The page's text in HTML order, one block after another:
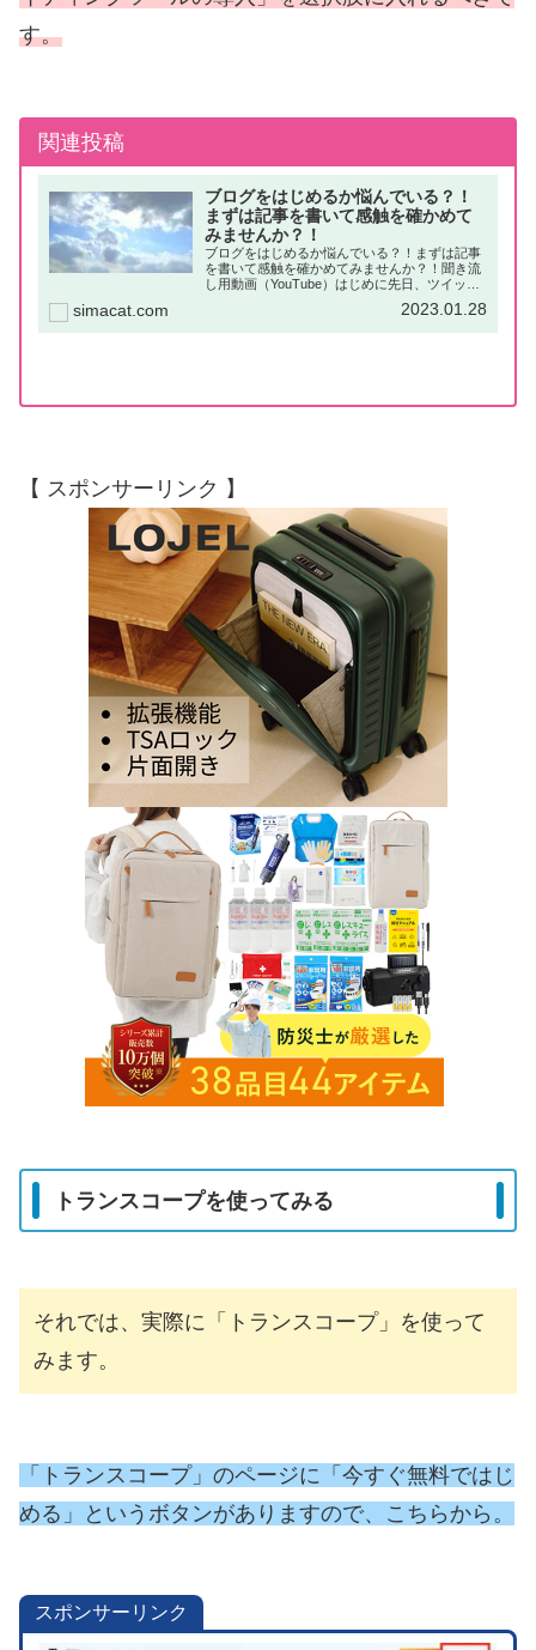
す。
関連投稿
ブログをはじめるか悩んでいる？！
まずは記事を書いて感触を確かめて
みませんか？！
ブログをはじめるか悩んでいる？！まずは記事
を書いて感触を確かめてみませんか？！聞き流
し用動画（YouTube）はじめに先日、ツイッタ
ーで「ブログをはじめようか、悩んでいます」
というご相談を頂きました。個人的には、「思
った時が始める時」だと思...
simacat.com 2023.01.28
【 スポンサーリンク 】
トランスコープを使ってみる
それでは、実際に「トランスコープ」を使って
みます。
「トランスコープ」のページに「今すぐ無料ではじ
める」というボタンがありますので、こちらから。
スポンサーリンク